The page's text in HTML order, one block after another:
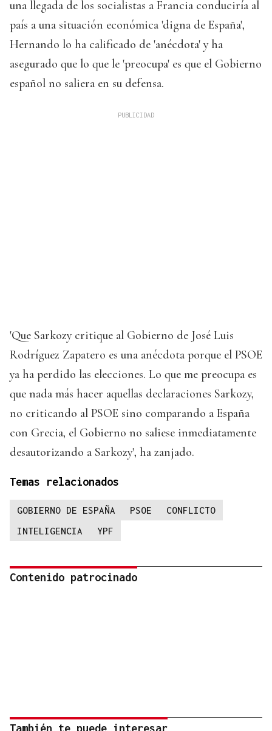
una llegada de los socialistas a Francia conduciría al
país a una situación económica 'digna de España',
Hernando lo ha calificado de 'anécdota' y ha
asegurado que lo que le 'preocupa' es que el Gobierno
español no saliera en su defensa.
'Que Sarkozy critique al Gobierno de José Luis
Rodríguez Zapatero es una anécdota porque el PSOE
ya ha perdido las elecciones. Lo que me preocupa es
que nada más hacer aquellas declaraciones Sarkozy,
no criticando al PSOE sino comparando a España
con Grecia, el Gobierno no saliese inmediatamente
desautorizando a Sarkozy', ha zanjado.
Temas relacionados
GOBIERNO DE ESPAÑA PSOE
CONFLICTO
INTELIGENCIA
YPF
Contenido patrocinado